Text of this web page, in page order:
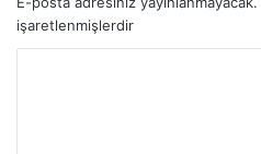
işaretlenmişlerdir